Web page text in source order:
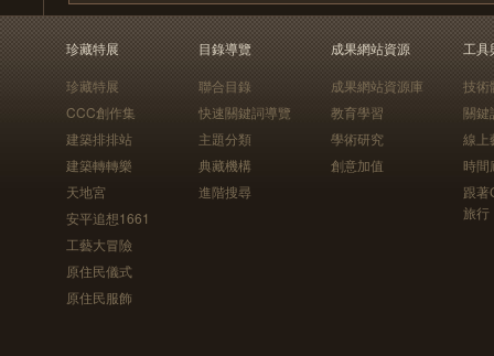
珍藏特展
珍藏特展
CCC創作集
建築排排站
建築轉轉樂
天地宮
安平追想1661
工藝大冒險
原住民儀式
原住民服飾
目錄導覽
聯合目錄
快速關鍵詞導覽
主題分類
典藏機構
進階搜尋
成果網站資源
成果網站資源庫
教育學習
學術研究
創意加值
工具
技術
關鍵
線上
時間
跟
旅行